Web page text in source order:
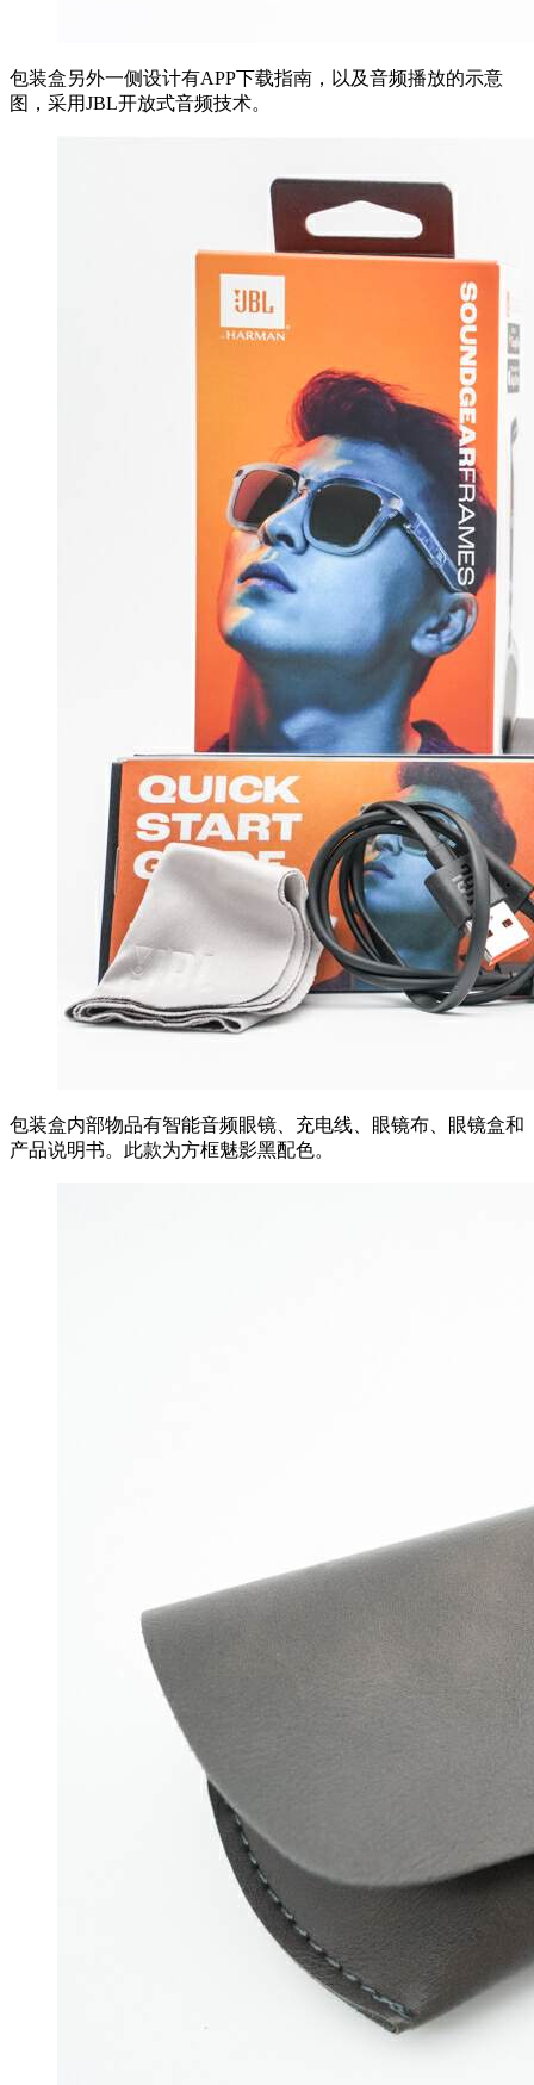
包装盒另外一侧设计有APP下载指南，以及音频播放的示意
图，采用JBL开放式音频技术。
包装盒内部物品有智能音频眼镜、充电线、眼镜布、眼镜盒和
产品说明书。此款为方框魅影黑配色。